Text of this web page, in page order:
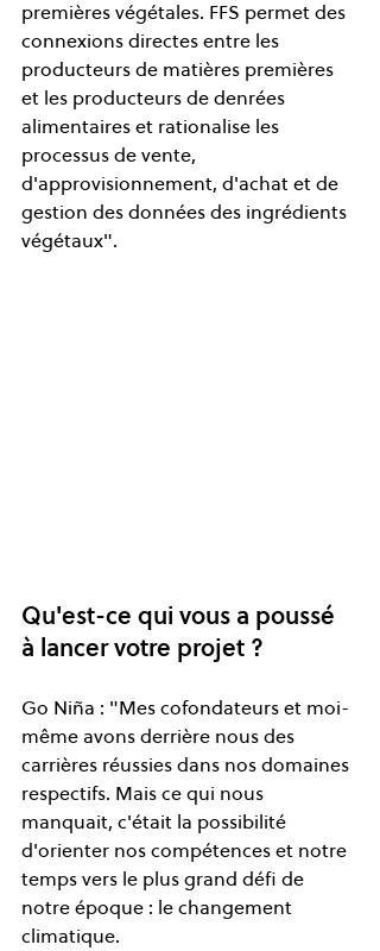
premières végétales. FFS permet des
connexions directes entre les
producteurs de matières premières
et les producteurs de denrées
alimentaires et rationalise les
processus de vente,
d'approvisionnement, d'achat et de
gestion des données des ingrédients
végétaux".
Qu'est-ce qui vous a poussé
à lancer votre projet ?
Go Niña : "Mes cofondateurs et moi-
même avons derrière nous des
carrières réussies dans nos domaines
respectifs. Mais ce qui nous
manquait, c'était la possibilité
d'orienter nos compétences et notre
temps vers le plus grand défi de
notre époque : le changement
climatique.